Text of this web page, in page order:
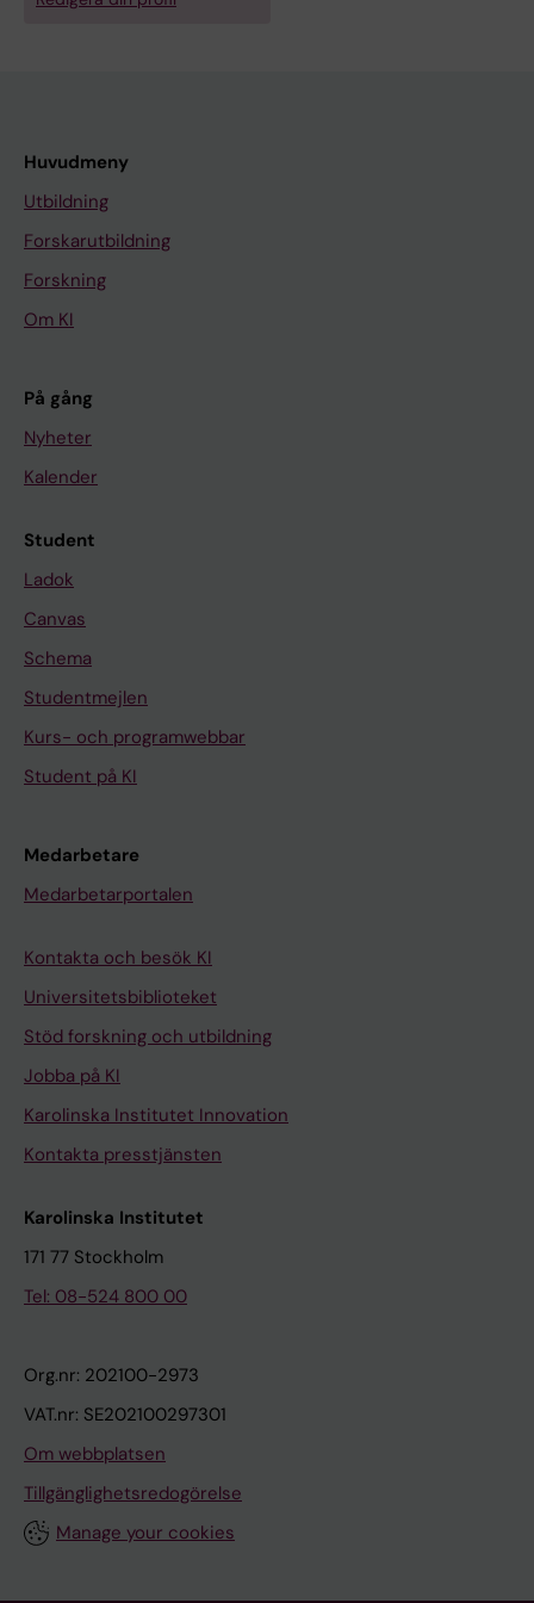
Huvudmeny
Utbildning
Forskarutbildning
Forskning
Om KI
På gång
Nyheter
Kalender
Student
Ladok
Canvas
Schema
Studentmejlen
Kurs- och programwebbar
Student på KI
Medarbetare
Medarbetarportalen
Kontakta och besök KI
Universitetsbiblioteket
Stöd forskning och utbildning
Jobba på KI
Karolinska Institutet Innovation
Kontakta presstjänsten
Karolinska Institutet
171 77 Stockholm
Tel: 08-524 800 00
Org.nr: 202100-2973
VAT.nr: SE202100297301
Om webbplatsen
Tillgänglighetsredogörelse
Manage your cookies